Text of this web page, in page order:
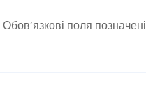
Обов’язкові поля позначені